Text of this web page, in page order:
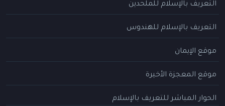
التعريف بالإسلام للملحدين
التعريف بالإسلام للهندوس
موقع الإيمان
موقع المعجزة الأخيرة
الحوار المباشر للتعريف بالإسلام